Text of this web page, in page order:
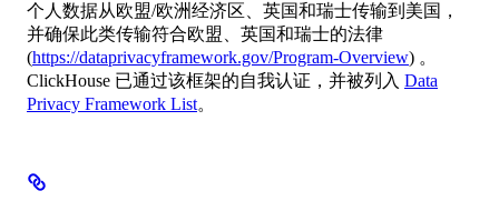
个人数据从欧盟/欧洲经济区、英国和瑞士传输到美国，
并确保此类传输符合欧盟、英国和瑞士的法律
(https://dataprivacyframework.gov/Program-Overview) 。
ClickHouse 已通过该框架的自我认证，并被列入 Data
Privacy Framework List。